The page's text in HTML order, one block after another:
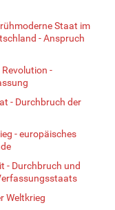
Staat im
- Anspruch
-
- Durchbruch der
- europäisches
- Durchbruch und
Weltkrieg